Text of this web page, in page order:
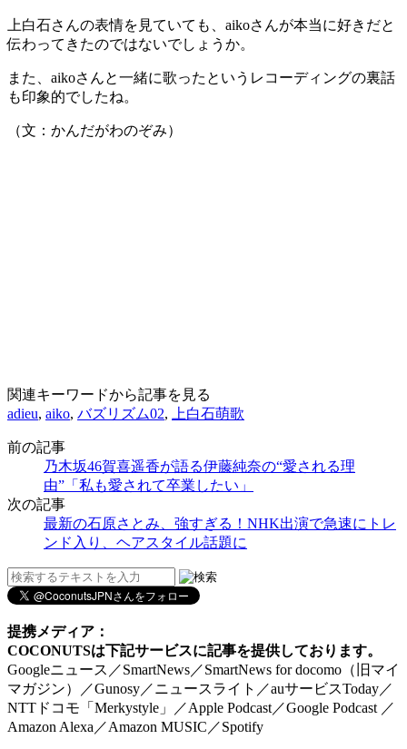
上白石さんの表情を見ていても、aikoさんが本当に好きだと
伝わってきたのではないでしょうか。
また、aikoさんと一緒に歌ったというレコーディングの裏話
も印象的でしたね。
（文：かんだがわのぞみ）
関連キーワードから記事を見る
adieu, aiko, バズリズム02, 上白石萌歌
前の記事
乃木坂46賀喜遥香が語る伊藤純奈の“愛される理
由”「私も愛されて卒業したい」
次の記事
最新の石原さとみ、強すぎる！NHK出演で急速にトレ
ンド入り、ヘアスタイル話題に
提携メディア：
COCONUTSは下記サービスに記事を提供しております。
Googleニュース／SmartNews／SmartNews for docomo（旧マイ
マガジン）／Gunosy／ニュースライト／auサービスToday／
NTTドコモ「Merkystyle」／Apple Podcast／Google Podcast ／
Amazon Alexa／Amazon MUSIC／Spotify